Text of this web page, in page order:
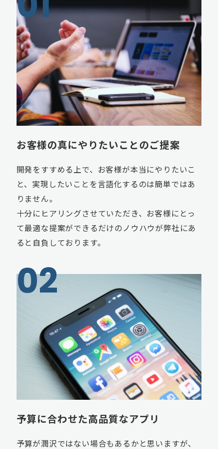
お客様の真にやりたいことのご提案
開発をすすめる上で、お客様が本当にやりたいこ
と、実現したいことを言語化するのは簡単ではあ
りません。
十分にヒアリングさせていただき、お客様にとっ
て最適な提案ができるだけのノウハウが弊社にあ
ると自負しております。
予算に合わせた高品質なアプリ
予算が潤沢ではない場合もあるかと思いますが、